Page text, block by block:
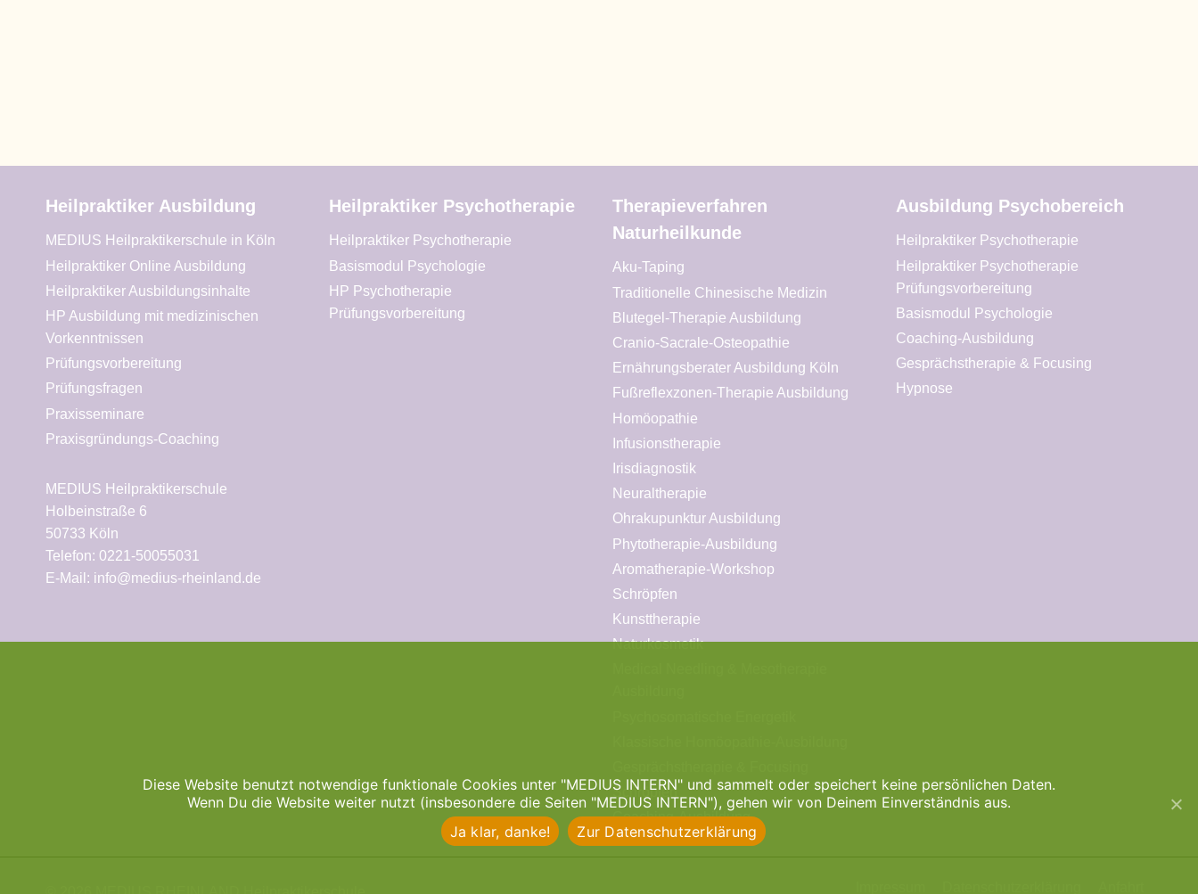
Heilpraktiker Ausbildung
MEDIUS Heilpraktikerschule in Köln
Heilpraktiker Online Ausbildung
Heilpraktiker Ausbildungsinhalte
HP Ausbildung mit medizinischen
Vorkenntnissen
Prüfungsvorbereitung
Prüfungsfragen
Praxisseminare
Praxisgründungs-Coaching
MEDIUS Heilpraktikerschule
Holbeinstraße 6
50733 Köln
Telefon: 0221-50055031
E-Mail: info@medius-rheinland.de
Heilpraktiker Psychotherapie
Heilpraktiker Psychotherapie
Basismodul Psychologie
HP Psychotherapie
Prüfungsvorbereitung
Therapieverfahren
Naturheilkunde
Aku-Taping
Traditionelle Chinesische Medizin
Blutegel-Therapie Ausbildung
Cranio-Sacrale-Osteopathie
Ernährungsberater Ausbildung Köln
Fußreflexzonen-Therapie Ausbildung
Homöopathie
Infusionstherapie
Irisdiagnostik
Neuraltherapie
Ohrakupunktur Ausbildung
Phytotherapie-Ausbildung
Aromatherapie-Workshop
Schröpfen
Kunsttherapie
Naturkosmetik
Schröpfen
Coaching-Ausbildung
Ausbildung Psychobereich
Heilpraktiker Psychotherapie
Heilpraktiker Psychotherapie
Prüfungsvorbereitung
Basismodul Psychologie
Coaching-Ausbildung
Gesprächstherapie & Focusing
Hypnose
Diese Website benutzt notwendige funktionale Cookies unter "MEDIUS INTERN" und sammelt oder speichert keine persönlichen Daten.
Wenn Du die Website weiter nutzt (insbesondere die Seiten "MEDIUS INTERN"), gehen wir von Deinem Einverständnis aus.
Ja klar, danke!
Zur Datenschutzerklärung